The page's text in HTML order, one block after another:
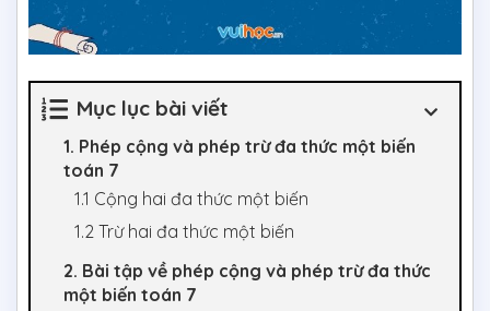
Mục lục bài viết
1. Phép cộng và phép trừ đa thức một biến
toán 7
1.1 Cộng hai đa thức một biến
1.2 Trừ hai đa thức một biến
2. Bài tập về phép cộng và phép trừ đa thức
một biến toán 7